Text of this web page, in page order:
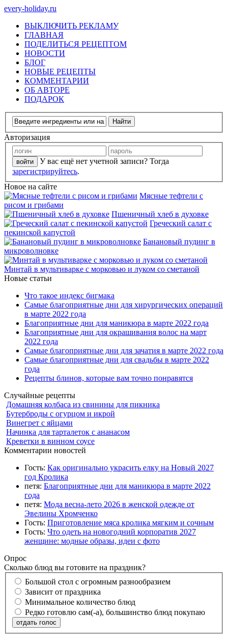
every-holiday.ru
ВЫКЛЮЧИТЬ РЕКЛАМУ
ГЛАВНАЯ
ПОДЕЛИТЬСЯ РЕЦЕПТОМ
НОВОСТИ
БЛОГ
НОВЫЕ РЕЦЕПТЫ
КОММЕНТАРИИ
ОБ АВТОРЕ
ПОДАРОК
Авторизация
У вас ещё нет учетной записи? Тогда
зарегистрируйтесь.
Новое на сайте
Мясные тефтели с
рисом и грибами
Пшеничный хлеб в духовке
Греческий салат с
пекинской капустой
Банановый пудинг в
микроволновке
Минтай в мультиварке с морковью и луком со сметаной
Новые статьи
Что такое индекс бигмака
Самые благоприятные дни для хирургических операций
в марте 2022 года
Благоприятные дни для маникюра в марте 2022 года
Благоприятные дни для окрашивания волос на март
2022 года
Самые благоприятные дни для зачатия в марте 2022 года
Самые благоприятные дни для свадьбы в марте 2022
года
Рецепты блинов, которые вам точно понравятся
Случайные рецепты
Домашняя колбаса из свинины для пикника
Бутерброды с огурцом и икрой
Винегрет с яйцами
Начинка для тарталеток с ананасом
Креветки в винном соусе
Комментарии новостей
Гость: Как оригинально украсить елку на Новый 2027
год Кролика
петя: Благоприятные дни для маникюра в марте 2022
года
петя: Мода весна-лето 2026 в женской одежде от
Эвелины Хромченко
Гость: Приготовление мяса кролика мягким и сочным
Гость: Что одеть на новогодний корпоратив 2027
женщине: модные образы, идеи с фото
Опрос
Сколько блюд вы готовите на праздник?
Большой стол с огромным разнообразием
Зависит от праздника
Минимальное количество блюд
Редко готовлю сам(-а), большинство блюд покупаю
отдать голос